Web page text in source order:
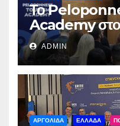
Το
Academy
ADMIN
ΑΡΓΟΛΙΔΑ ΕΛΛΑΔΑ